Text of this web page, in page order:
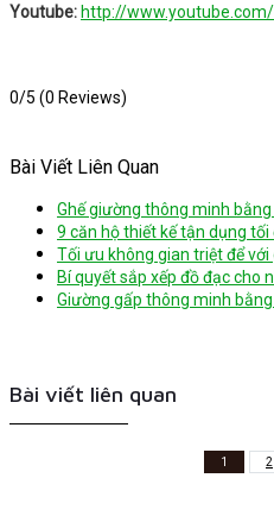
Youtube: http://
0/5 (0 Reviews)
Bài Viết Liên Quan
Ghế giường thông minh bằng
9 căn hộ thiết kế tận dụng
Tối ưu không gian triệt để
Bí quyết sắp xếp đồ đạc cho
Giường gấp thông minh
Bài viết liên quan
1 2